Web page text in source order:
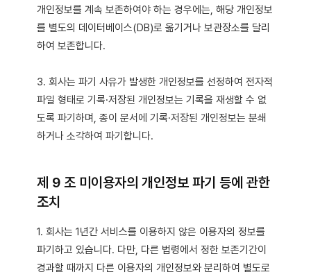
개인정보를 계속 보존하여야 하는 경우에는, 해당 개인정보
를 별도의 데이터베이스(DB)로 옮기거나 보관장소를 달리
하여 보존합니다.
3. 회사는 파기 사유가 발생한 개인정보를 선정하여 전자적
파일 형태로 기록·저장된 개인정보는 기록을 재생할 수 없
도록 파기하며, 종이 문서에 기록·저장된 개인정보는 분쇄
하거나 소각하여 파기합니다.
제 9 조 미이용자의 개인정보 파기 등에 관한
조치
1. 회사는 1년간 서비스를 이용하지 않은 이용자의 정보를
파기하고 있습니다. 다만, 다른 법령에서 정한 보존기간이
경과할 때까지 다른 이용자의 개인정보와 분리하여 별도로